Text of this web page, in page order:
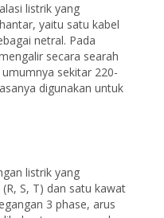
listrik yang
yaitu satu kabel
netral. Pada
secara searah
sekitar 220-
digunakan untuk
listrik yang
S, T) dan satu kawat
3 phase, arus